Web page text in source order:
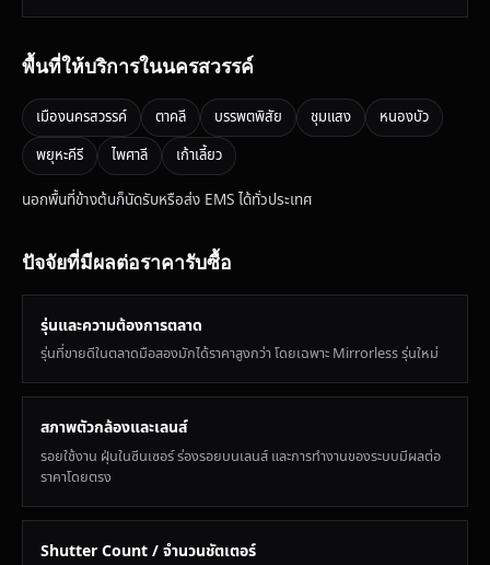
พื้นที่ให้บริการในนครสวรรค์
เมืองนครสวรรค์ ตาคลี บรรพตพิสัย ชุมแสง
หนองบัว
พยุหะคีรี
ไพศาลี เก้าเลี้ยว
นอกพื้นที่ข้างต้นก็นัดรับหรือส่ง EMS ได้ทั่วประเทศ
ปัจจัยที่มีผลต่อราคารับซื้อ
รุ่นและความต้องการตลาด
รุ่นที่ขายดีในตลาดมือสองมักได้ราคาสูงกว่า โดยเฉพาะ Mirrorless รุ่นใหม่
สภาพตัวกล้องและเลนส์
รอยใช้งาน ฝุ่นในซีนเซอร์ ร่องรอยบนเลนส์ และการทำงานของระบบมีผลต่อ
ราคาโดยตรง
Shutter Count / จำนวนชัตเตอร์